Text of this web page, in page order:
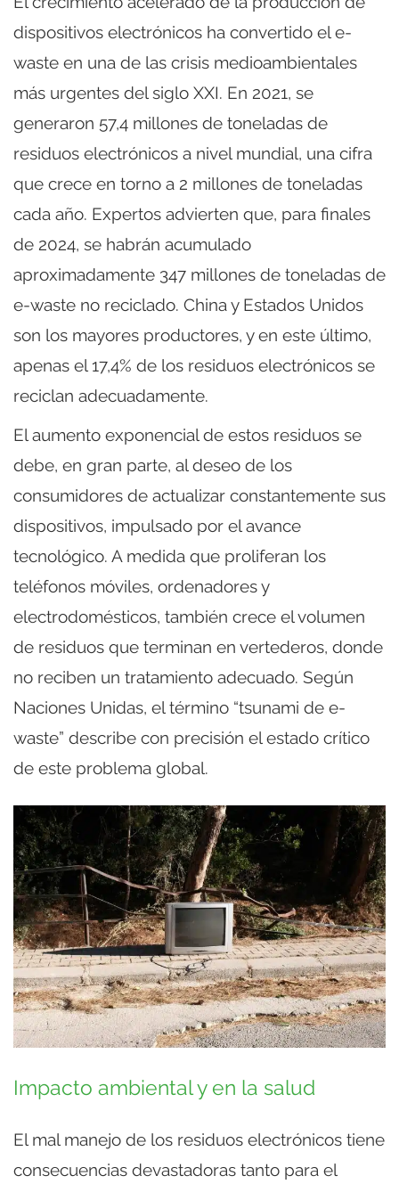
dispositivos electrónicos ha convertido el e-
waste en una de las crisis medioambientales
más urgentes del siglo XXI. En 2021, se
generaron 57,4 millones de toneladas de
residuos electrónicos a nivel mundial, una cifra
que crece en torno a 2 millones de toneladas
cada año. Expertos advierten que, para finales
de 2024, se habrán acumulado
aproximadamente 347 millones de toneladas de
e-waste no reciclado. China y Estados Unidos
son los mayores productores, y en este último,
apenas el 17,4% de los residuos electrónicos se
reciclan adecuadamente.
El aumento exponencial de estos residuos se
debe, en gran parte, al deseo de los
consumidores de actualizar constantemente sus
dispositivos, impulsado por el avance
tecnológico. A medida que proliferan los
teléfonos móviles, ordenadores y
electrodomésticos, también crece el volumen
de residuos que terminan en vertederos, donde
no reciben un tratamiento adecuado. Según
Naciones Unidas, el término “tsunami de e-
waste” describe con precisión el estado crítico
de este problema global.
Impacto ambiental y en la salud
El mal manejo de los residuos electrónicos tiene
consecuencias devastadoras tanto para el